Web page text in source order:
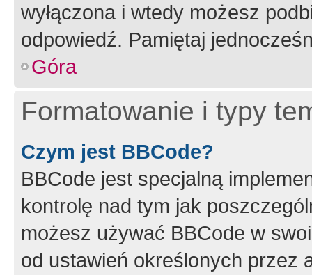
wyłączona i wtedy możesz
odpowiedź. Pamiętaj
Góra
Formatowanie i typy
Czym jest BBCode?
BBCode jest specjalną
kontrolę nad tym jak
możesz używać BBCode w
od ustawień określonych przez